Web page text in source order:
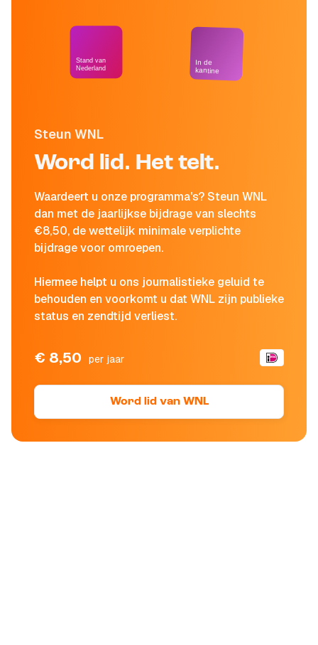
Steun WNL
Word lid. Het telt.
Waardeert u onze programma's? Steun WNL
dan met de jaarlijkse bijdrage van slechts
€8,50, de wettelijk minimale verplichte
bijdrage voor omroepen.
Hiermee helpt u ons journalistieke geluid te
behouden en voorkomt u dat WNL zijn publieke
status en zendtijd verliest.
€ 8,50 per jaar
Word lid van WNL
Stand van
Nederland
In de
kantine